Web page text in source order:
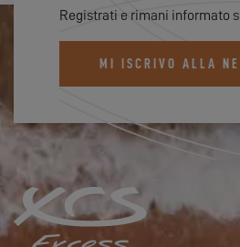
Registrati e rimani informato
MI ISCRIVO ALLA